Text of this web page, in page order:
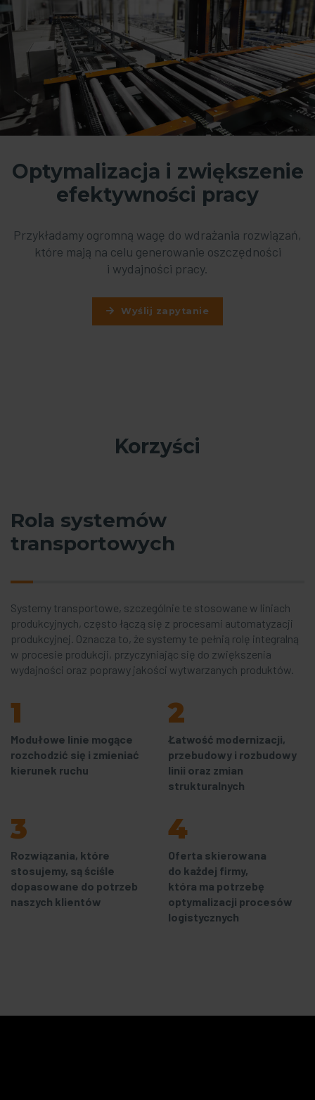
Optymalizacja i zwiększenie
efektywności pracy
Przykładamy ogromną wagę do wdrażania rozwiązań,
które mają na celu generowanie oszczędności
i wydajności pracy.
Wyślij zapytanie
Korzyści
Rola systemów
transportowych
Systemy transportowe, szczególnie te stosowane w liniach
produkcyjnych, często łączą się z procesami automatyzacji
produkcyjnej. Oznacza to, że systemy te pełnią rolę integralną
w procesie produkcji, przyczyniając się do zwiększenia
wydajności oraz poprawy jakości wytwarzanych produktów.
1
Modułowe linie mogące
rozchodzić się i zmieniać
kierunek ruchu
2
Łatwość modernizacji,
przebudowy i rozbudowy
linii oraz zmian
strukturalnych
3
Rozwiązania, które
stosujemy, są ściśle
dopasowane do potrzeb
naszych klientów
4
Oferta skierowana
do każdej firmy,
która ma potrzebę
optymalizacji procesów
logistycznych